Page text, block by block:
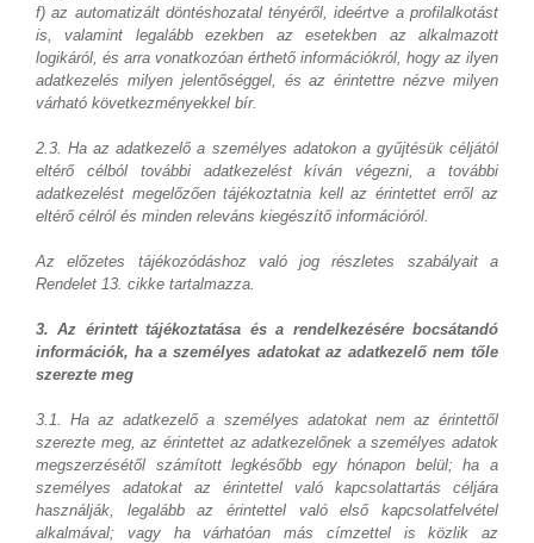
f) az automatizált döntéshozatal tényéről, ideértve a profilalkotást
is, valamint legalább ezekben az esetekben az alkalmazott
logikáról, és arra vonatkozóan érthető információkról, hogy az ilyen
adatkezelés milyen jelentőséggel, és az érintettre nézve milyen
várható következményekkel bír.
2.3. Ha az adatkezelő a személyes adatokon a gyűjtésük céljától
eltérő célból további adatkezelést kíván végezni, a további
adatkezelést megelőzően tájékoztatnia kell az érintettet erről az
eltérő célról és minden releváns kiegészítő információról.
Az előzetes tájékozódáshoz való jog részletes szabályait a
Rendelet 13. cikke tartalmazza.
3. Az érintett tájékoztatása és a rendelkezésére bocsátandó
információk, ha a személyes adatokat az adatkezelő nem tőle
szerezte meg
3.1. Ha az adatkezelő a személyes adatokat nem az érintettől
szerezte meg, az érintettet az adatkezelőnek a személyes adatok
megszerzésétől számított legkésőbb egy hónapon belül; ha a
személyes adatokat az érintettel való kapcsolattartás céljára
használják, legalább az érintettel való első kapcsolatfelvétel
alkalmával; vagy ha várhatóan más címzettel is közlik az